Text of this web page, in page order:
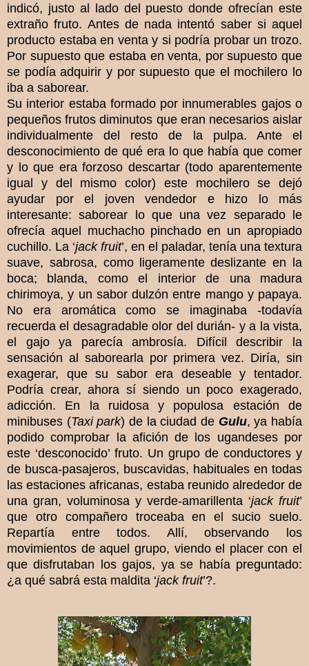
indicó, justo al lado del puesto donde ofrecían este
extraño fruto. Antes de nada intentó saber si aquel
producto estaba en venta y si podría probar un trozo.
Por supuesto que estaba en venta, por supuesto que
se podía adquirir y por supuesto que el mochilero lo
iba a saborear.
Su interior estaba formado por innumerables gajos o
pequeños frutos diminutos que eran necesarios aislar
individualmente del resto de la pulpa. Ante el
desconocimiento de qué era lo que había que comer
y lo que era forzoso descartar (todo aparentemente
igual y del mismo color) este mochilero se dejó
ayudar por el joven vendedor e hizo lo más
interesante: saborear lo que una vez separado le
ofrecía aquel muchacho pinchado en un apropiado
cuchillo. La ‘jack fruit’, en el paladar, tenía una textura
suave, sabrosa, como ligeramente deslizante en la
boca; blanda, como el interior de una madura
chirimoya, y un sabor dulzón entre mango y papaya.
No era aromática como se imaginaba -todavía
recuerda el desagradable olor del durián- y a la vista,
el gajo ya parecía ambrosía. Difícil describir la
sensación al saborearla por primera vez. Diría, sin
exagerar, que su sabor era deseable y tentador.
Podría crear, ahora sí siendo un poco exagerado,
adicción. En la ruidosa y populosa estación de
minibuses (Taxi park) de la ciudad de Gulu, ya había
podido comprobar la afición de los ugandeses por
este ‘desconocido’ fruto. Un grupo de conductores y
de busca-pasajeros, buscavidas, habituales en todas
las estaciones africanas, estaba reunido alrededor de
una gran, voluminosa y verde-amarillenta ‘jack fruit’
que otro compañero troceaba en el sucio suelo.
Repartía entre todos. Allí, observando los
movimientos de aquel grupo, viendo el placer con el
que disfrutaban los gajos, ya se había preguntado:
¿a qué sabrá esta maldita ‘jack fruit’?.